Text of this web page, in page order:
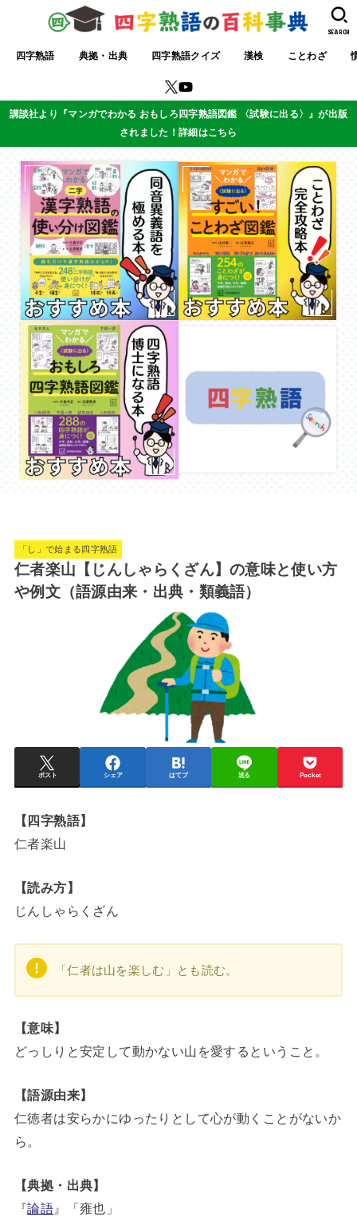
四字熟語 典拠・出典 四字熟語クイズ 漢検 ことわざ
SEARCH
講談社より『マンガでわかる おもしろ四字熟語図鑑 〈試験に出る〉』が出版
されました！詳細はこちら
「し」で始まる四字熟語
仁者楽山【じんしゃらくざん】の意味と使い方
や例文（語源由来・出典・類義語）
ポスト シェア はてブ 送る Pocket
【四字熟語】
仁者楽山
【読み方】
じんしゃらくざん
「仁者は山を楽しむ」とも読む。
【意味】
どっしりと安定して動かない山を愛するということ。
【語源由来】
仁徳者は安らかにゆったりとして心が動くことがないか
ら。
【典拠・出典】
『論語 』「雍也」